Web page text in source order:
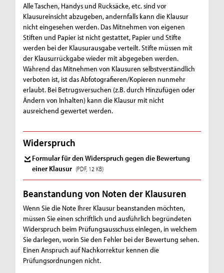
Alle Taschen, Handys und Rucksäcke, etc. sind vor
Klausureinsicht abzugeben, andernfalls kann die Klausur
nicht eingesehen werden. Das Mitnehmen von eigenen
Stiften und Papier ist nicht gestattet, Papier und Stifte
werden bei der Klausurausgabe verteilt. Stifte müssen mit
der Klausurrückgabe wieder mit abgegeben werden.
Während das Mitnehmen von Klausuren selbstverständlich
verboten ist, ist das Abfotografieren/Kopieren nunmehr
erlaubt. Bei Betrugsversuchen (z.B. durch Hinzufügen oder
Ändern von Inhalten) kann die Klausur mit nicht
ausreichend gewertet werden.
Widerspruch
Formular für den Widerspruch gegen die Bewertung
einer Klausur (PDF, 12 KB)
Beanstandung von Noten der Klausuren
Wenn Sie die Note Ihrer Klausur beanstanden möchten,
müssen Sie einen schriftlich und ausführlich begründeten
Widerspruch beim Prüfungsausschuss einlegen, in welchem
Sie darlegen, worin Sie den Fehler bei der Bewertung sehen.
Einen Anspruch auf Nachkorrektur kennen die
Prüfungsordnungen nicht.